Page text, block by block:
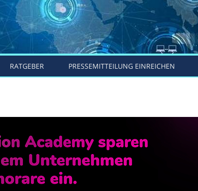
RATGEBER PRESSEMITTEILUNG EINREICHEN